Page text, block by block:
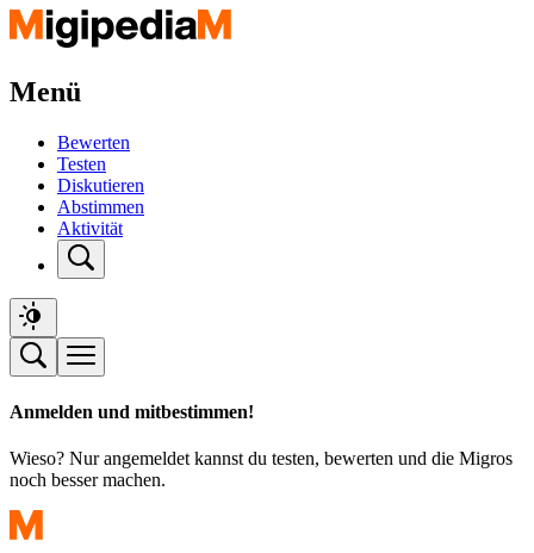
Menü
Bewerten
Testen
Diskutieren
Abstimmen
Aktivität
Anmelden und mitbestimmen!
Wieso? Nur angemeldet kannst du testen, bewerten und die Migros
noch besser machen.